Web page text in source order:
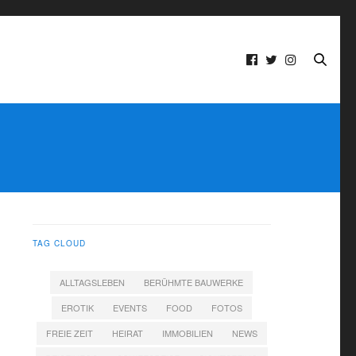
TAG CLOUD
ALLTAGSLEBEN
BERÜHMTE BAUWERKE
EROTIK
EVENTS FOOD
FOTOS
FREIE ZEIT
HEIRAT IMMOBILIEN
NEWS